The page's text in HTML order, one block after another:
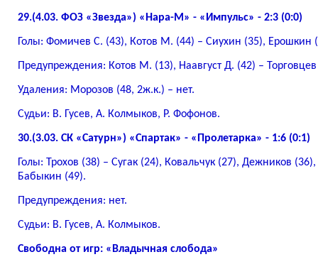
29.(4.03. ФОЗ «Звезда») «Нара-М» - «Импульс» - 2:3 (0:0)
Голы: Фомичев С. (43), Котов М. (44) – Сиухин (35), Ерошкин
Предупреждения: Котов М. (13), Наавгуст Д. (42) –
Удаления: Морозов (48, 2ж.к.) – нет.
Судьи: В. Гусев, А. Колмыков, Р. Фофонов.
30.(3.03. СК «Сатурн») «Спартак» - «Пролетарка» - 1:6 (0:1)
Голы: Трохов (38) – Сугак (24), Ковальчук (27), Дежников
Бабыкин (49).
Предупреждения: нет.
Судьи: В. Гусев, А. Колмыков.
Свободна от игр: «Владычная слобода»